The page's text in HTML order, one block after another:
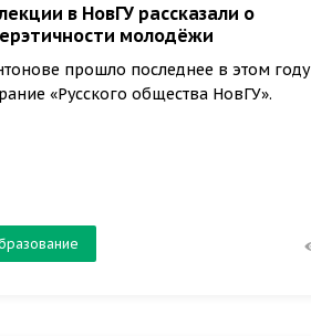
в НовГУ рассказали о
молодёжи
прошло последнее в этом году
«Русского общества НовГУ».